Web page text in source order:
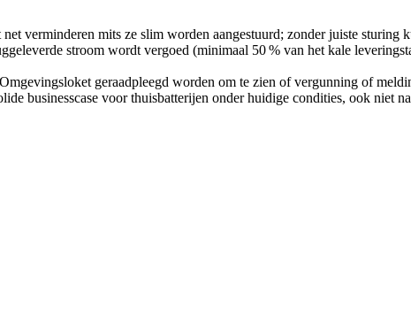
verminderen mits ze slim worden aangestuurd; zonder juiste sturing
stroom wordt vergoed (minimaal 50 % van het kale
geraadpleegd worden om te zien of vergunning of
businesscase voor thuisbatterijen onder huidige condities, ook niet